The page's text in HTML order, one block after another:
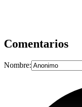
Comentarios
Nombre: